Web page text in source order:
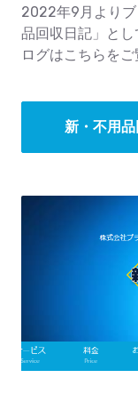
2022年9月より
品回収日記」と
ログはこちらをご
新・不用